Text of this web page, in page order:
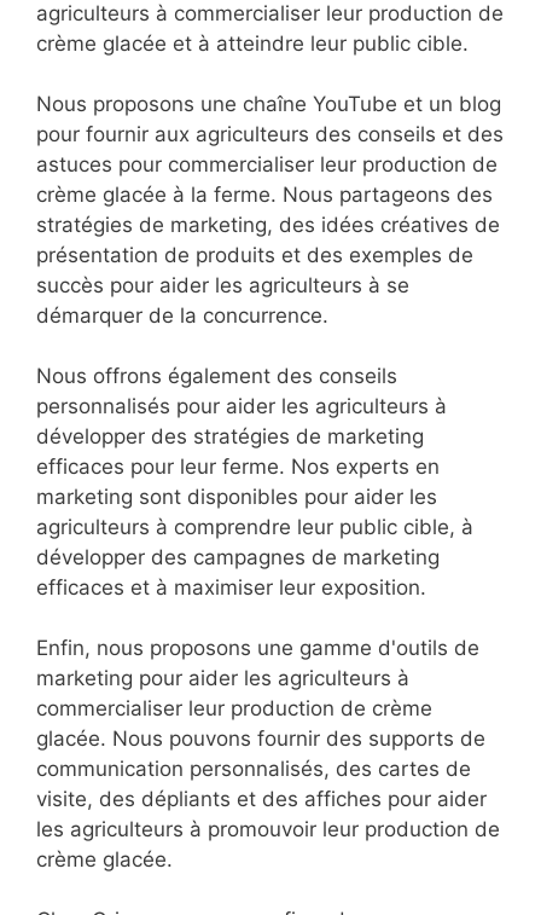
agriculteurs à commercialiser leur production de
crème glacée et à atteindre leur public cible.
Nous proposons une chaîne YouTube et un blog
pour fournir aux agriculteurs des conseils et des
astuces pour commercialiser leur production de
crème glacée à la ferme. Nous partageons des
stratégies de marketing, des idées créatives de
présentation de produits et des exemples de
succès pour aider les agriculteurs à se
démarquer de la concurrence.
Nous offrons également des conseils
personnalisés pour aider les agriculteurs à
développer des stratégies de marketing
efficaces pour leur ferme. Nos experts en
marketing sont disponibles pour aider les
agriculteurs à comprendre leur public cible, à
développer des campagnes de marketing
efficaces et à maximiser leur exposition.
Enfin, nous proposons une gamme d'outils de
marketing pour aider les agriculteurs à
commercialiser leur production de crème
glacée. Nous pouvons fournir des supports de
communication personnalisés, des cartes de
visite, des dépliants et des affiches pour aider
les agriculteurs à promouvoir leur production de
crème glacée.